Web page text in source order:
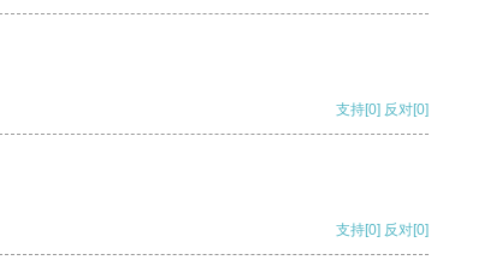
支持[0] 反对[0]
支持[0] 反对[0]